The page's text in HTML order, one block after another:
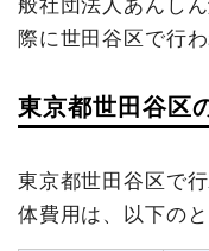
際に世田谷区で行
東京都世田谷区
東京都世田谷区で
体費用は、以下のと